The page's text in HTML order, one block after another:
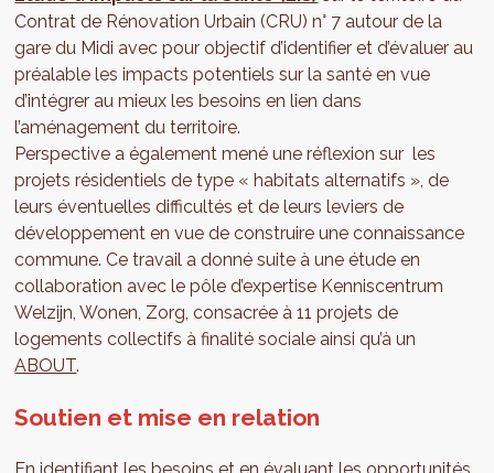
Contrat de Rénovation Urbain (CRU) n° 7 autour de la
gare du Midi avec pour objectif d’identifier et d’évaluer au
préalable les impacts potentiels sur la santé en vue
d’intégrer au mieux les besoins en lien dans
l’aménagement du territoire.
Perspective a également mené une réflexion sur les
projets résidentiels de type « habitats alternatifs », de
leurs éventuelles difficultés et de leurs leviers de
développement en vue de construire une connaissance
commune. Ce travail a donné suite à une étude en
collaboration avec le pôle d’expertise Kenniscentrum
Welzijn, Wonen, Zorg, consacrée à 11 projets de
logements collectifs à finalité sociale ainsi qu’à un
ABOUT.
Soutien et mise en relation